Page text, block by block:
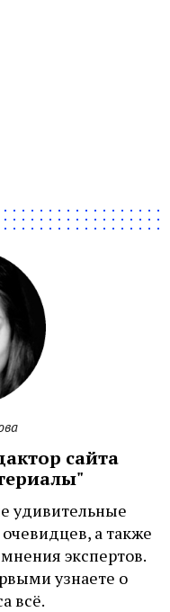
сайта
удивительные
а также
экспертов.
узнаете о
всё.